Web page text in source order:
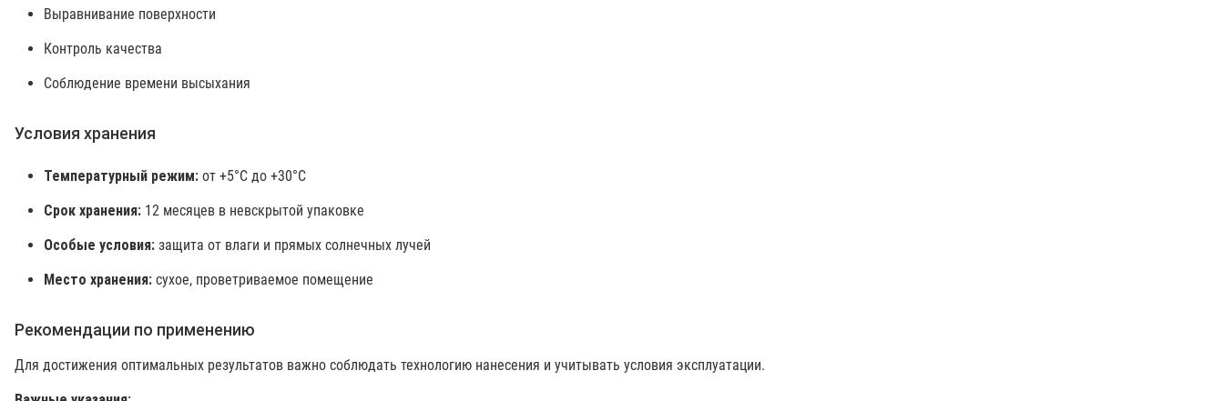
Выравнивание поверхности
Контроль качества
Соблюдение времени высыхания
Условия хранения
Температурный режим: от +5°C до +30°C
Срок хранения: 12 месяцев в невскрытой упаковке
Особые условия: защита от влаги и прямых солнечных лучей
Место хранения: сухое, проветриваемое помещение
Рекомендации по применению
Для достижения оптимальных результатов важно соблюдать технологию нанесения и учитывать условия эксплуатации.